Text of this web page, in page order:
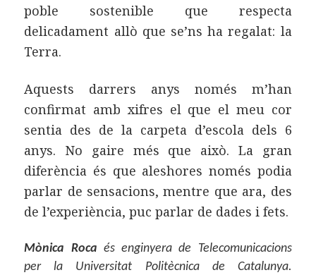
poble sostenible que respecta
delicadament allò que se’ns ha regalat: la
Terra.
Aquests darrers anys només m’han
confirmat amb xifres el que el meu cor
sentia des de la carpeta d’escola dels 6
anys. No gaire més que això. La gran
diferència és que aleshores només podia
parlar de sensacions, mentre que ara, des
de l’experiència, puc parlar de dades i fets.
Mònica Roca és enginyera de Telecomunicacions
per la Universitat Politècnica de Catalunya.